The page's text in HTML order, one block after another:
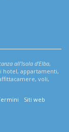
all'Isola d'Elba,
hotel, appartamenti,
voli,
Siti web